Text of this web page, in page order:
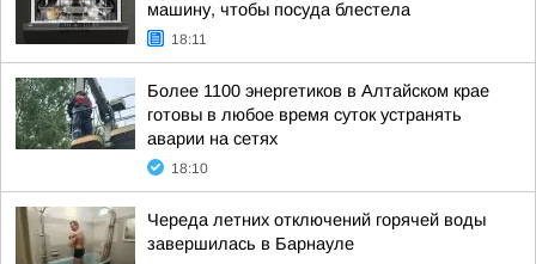
машину, чтобы посуда блестела
18:11
Более 1100 энергетиков в Алтайском крае
готовы в любое время суток устранять
аварии на сетях
18:10
Череда летних отключений горячей воды
завершилась в Барнауле